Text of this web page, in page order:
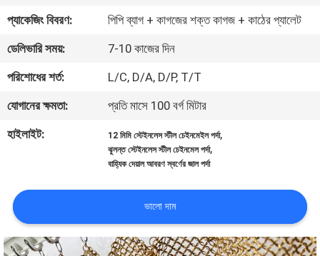
গুণমান
নিয়ন্ত্রণ
আমাদের
সাথে
খবর
মামলা
প্যাকেজিং বিবরণ:
পিপি ব্যাগ + কাগজের শক্ত কাগজ + কাঠের প্যালেট
ডেলিভারি সময়:
7-10 কাজের দিন
পরিশোধের শর্ত:
L/C, D/A, D/P, T/T
যোগানের ক্ষমতা:
প্রতি মাসে 100 বর্গ মিটার
হাইলাইট:
12 মিমি স্টেইনলেস স্টীল চেইনমেইল পর্দা,
ঝুলন্ত স্টেইনলেস স্টীল চেইনমেল পর্দা,
বাহ্যিক দেয়াল আবরণ স্বর্ণের জাল পর্দা
ভালো দাম